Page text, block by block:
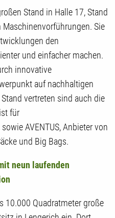
Stand in Halle 17, Stand
Sie
den
und einfacher machen.
innovative
auf nachhaltigen
vertreten sind auch die
für
AVENTUS, Anbieter von
und Big Bags.
neun laufenden
10.000 Quadratmeter große